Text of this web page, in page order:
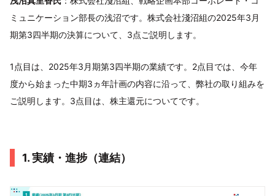
ミュニケーション部長の浅沼です。株式会社淺沼組の2025年3月
期第3四半期の決算について、3点ご説明します。
1点目は、2025年3月期第3四半期の業績です。2点目では、今年
度から始まった中期3ヵ年計画の内容に沿って、弊社の取り組みを
ご説明します。3点目は、株主還元についてです。
1. 実績・進捗（連結）